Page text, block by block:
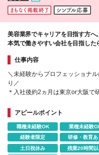
2,340円～
経験者かつ
美容業界でキャリアを目指す方へ。
本気で働きやすい会社を目指した
仕事内容
＼未経験からプロフェッショナ
り／
＊入社後約2ヵ月は東京or大阪で
＊残業月7h以内、完週休2日、有
働きやすさ◎
アピールポイント
職種未経験OK 業種未経験
経験者限定
研修・教育あ
土日祝休み
残業20時間